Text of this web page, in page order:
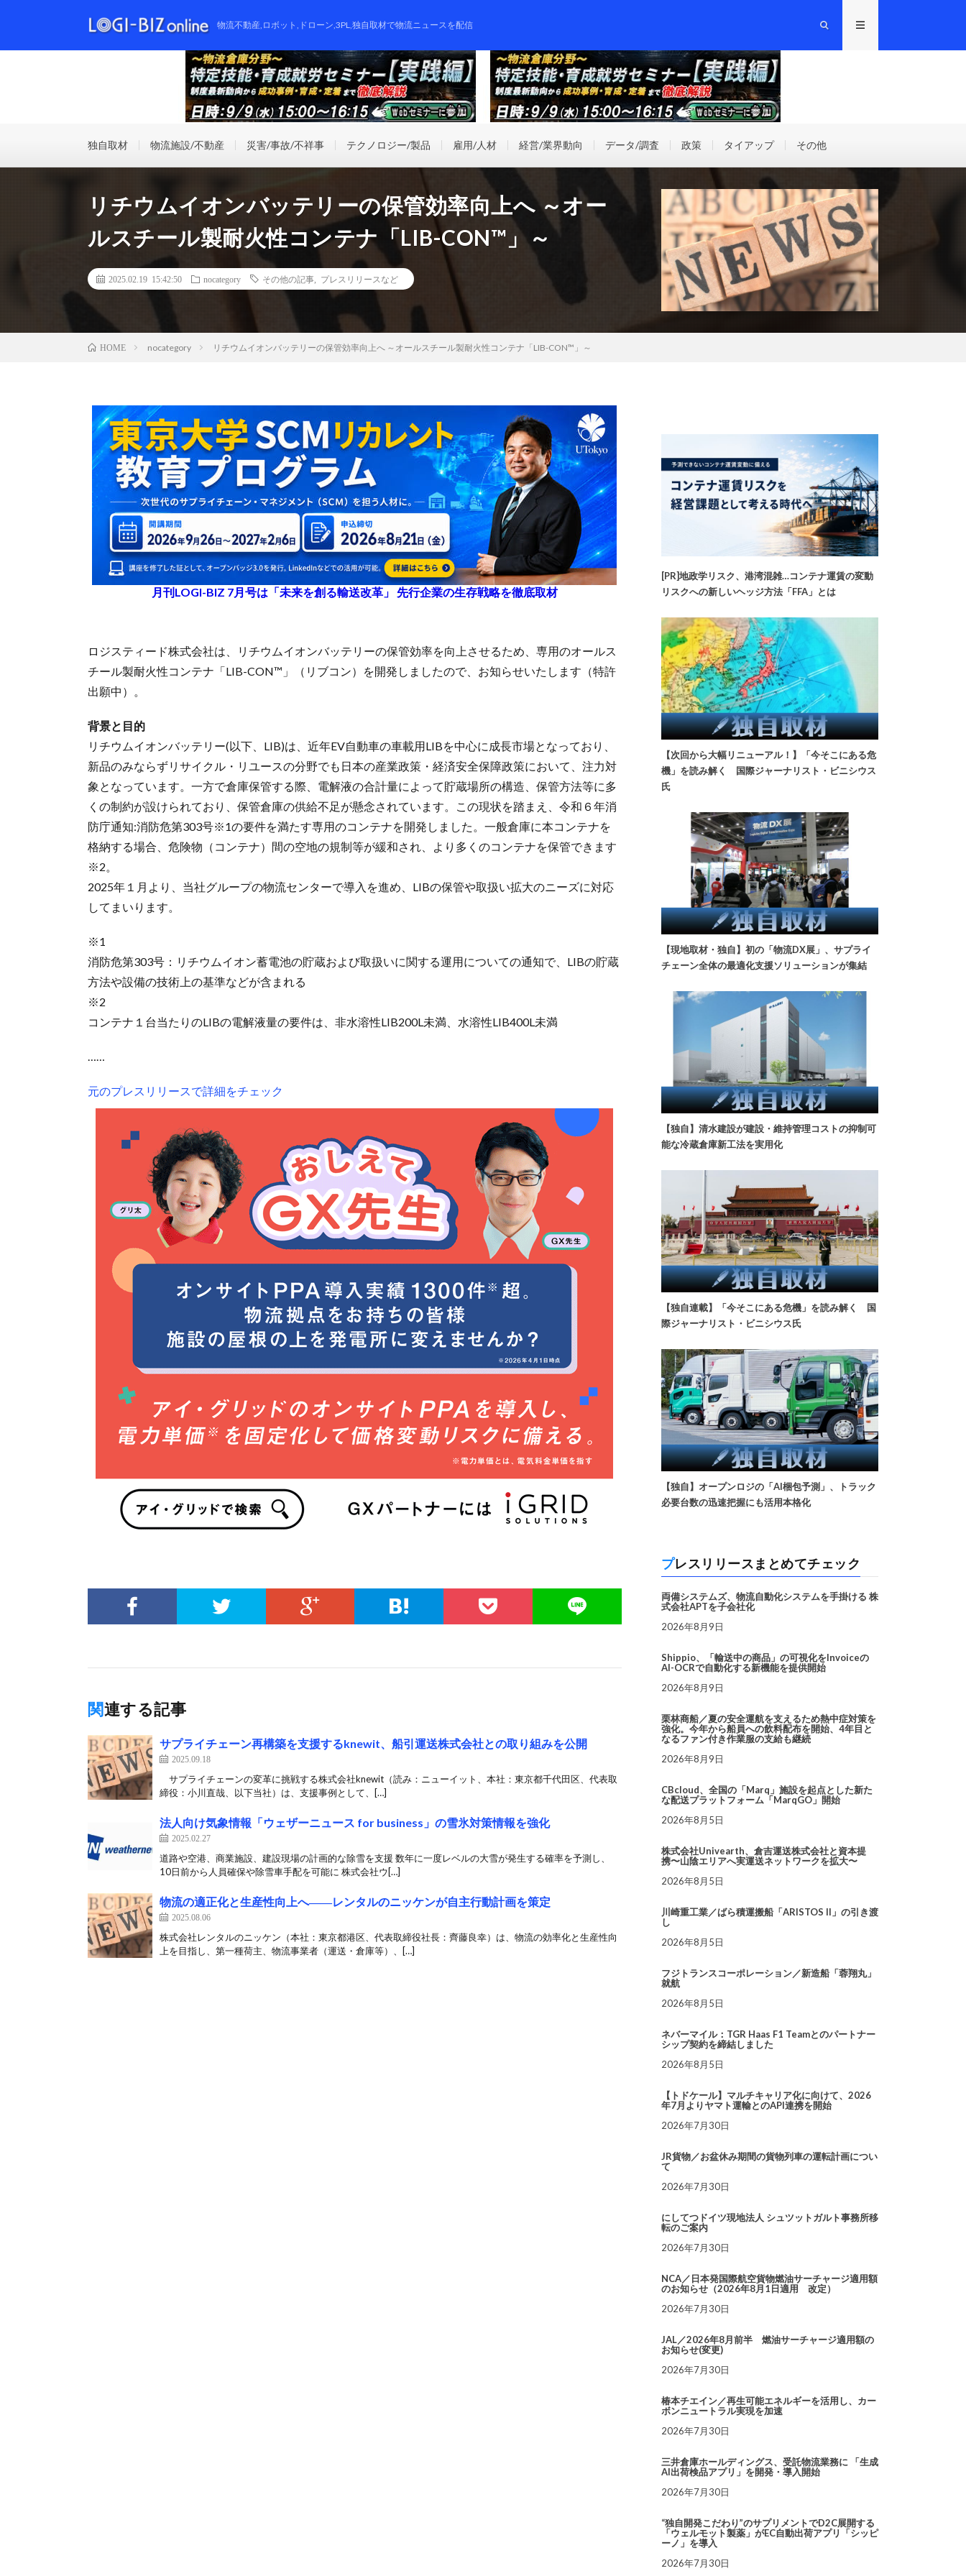
物流不動産,ロボット,ドローン,3PL,独自取材で物流ニュースを配信
独自取材 物流施設/不動産 災害/事故/不祥事 テクノロジー/製品 雇用/人材 経営/業界動向 データ/調査 政策 タイアップ その他
リチウムイオンバッテリーの保管効率向上へ ～オー
ルスチール製耐火性コンテナ「LIB-CON™」～
2025.02.19 15:42:50 nocategory その他の記事 プレスリリースなど
HOME nocategory リチウムイオンバッテリーの保管効率向上へ ～オールスチール製耐火性コンテナ「LIB-CON™」～
月刊LOGI-BIZ 7月号は「未来を創る輸送改革」 先行企業の生存戦略を徹底取材
ロジスティード株式会社は、リチウムイオンバッテリーの保管効率を向上させるため、専用のオールス
チール製耐火性コンテナ「LIB-CON™」（リブコン）を開発しましたので、お知らせいたします（特許
出願中）。
背景と目的
リチウムイオンバッテリー(以下、LIB)は、近年EV自動車の車載用LIBを中心に成長市場となっており、
新品のみならずリサイクル・リユースの分野でも日本の産業政策・経済安全保障政策において、注力対
象となっています。一方で倉庫保管する際、電解液の合計量によって貯蔵場所の構造、保管方法等に多
くの制約が設けられており、保管倉庫の供給不足が懸念されています。この現状を踏まえ、令和６年消
防庁通知:消防危第303号※1の要件を満たす専用のコンテナを開発しました。一般倉庫に本コンテナを
格納する場合、危険物（コンテナ）間の空地の規制等が緩和され、より多くのコンテナを保管できます
※2。
2025年１月より、当社グループの物流センターで導入を進め、LIBの保管や取扱い拡大のニーズに対応
してまいります。
※1
消防危第303号：リチウムイオン蓄電池の貯蔵および取扱いに関する運用についての通知で、LIBの貯蔵
方法や設備の技術上の基準などが含まれる
※2
コンテナ１台当たりのLIBの電解液量の要件は、非水溶性LIB200L未満、水溶性LIB400L未満
……
元のプレスリリースで詳細をチェック
関連する記事
サプライチェーン再構築を支援するknewit、船引運送株式会社との取り組みを公開
2025.09.18
サプライチェーンの変革に挑戦する株式会社knewit（読み：ニューイット、本社：東京都千代田区、代表取
締役：小川直哉、以下当社）は、支援事例として、[…]
法人向け気象情報「ウェザーニュース for business」の雪氷対策情報を強化
2025.02.27
道路や空港、商業施設、建設現場の計画的な除雪を支援 数年に一度レベルの大雪が発生する確率を予測し、
10日前から人員確保や除雪車手配を可能に 株式会社ウ[…]
物流の適正化と生産性向上へ――レンタルのニッケンが自主行動計画を策定
2025.08.06
株式会社レンタルのニッケン（本社：東京都港区、代表取締役社長：齊藤良幸）は、物流の効率化と生産性向
上を目指し、第一種荷主、物流事業者（運送・倉庫等）、[…]
[PR]地政学リスク、港湾混雑…コンテナ運賃の変動
リスクへの新しいヘッジ方法「FFA」とは
【次回から大幅リニューアル！】「今そこにある危
機」を読み解く 国際ジャーナリスト・ビニシウス
氏
【現地取材・独自】初の「物流DX展」、サプライ
チェーン全体の最適化支援ソリューションが集結
【独自】清水建設が建設・維持管理コストの抑制可
能な冷蔵倉庫新工法を実用化
【独自連載】「今そこにある危機」を読み解く 国
際ジャーナリスト・ビニシウス氏
【独自】オープンロジの「AI梱包予測」、トラック
必要台数の迅速把握にも活用本格化
プレスリリースまとめてチェック
両備システムズ、物流自動化システムを手掛ける 株
式会社APTを子会社化
2026年8月9日
Shippio、「輸送中の商品」の可視化をInvoiceの
AI-OCRで自動化する新機能を提供開始
2026年8月9日
栗林商船／夏の安全運航を支えるため熱中症対策を
強化。今年から船員への飲料配布を開始、4年目と
なるファン付き作業服の支給も継続
2026年8月9日
CBcloud、全国の「Marq」施設を起点とした新た
な配送プラットフォーム「MarqGO」開始
2026年8月5日
株式会社Univearth、倉吉運送株式会社と資本提
携〜山陰エリアへ実運送ネットワークを拡大〜
2026年8月5日
川崎重工業／ばら積運搬船「ARISTOS II」の引き渡
し
2026年8月5日
フジトランスコーポレーション／新造船「蓉翔丸」
就航
2026年8月5日
ネバーマイル：TGR Haas F1 Teamとのパートナー
シップ契約を締結しました
2026年8月5日
【トドケール】マルチキャリア化に向けて、2026
年7月よりヤマト運輸とのAPI連携を開始
2026年7月30日
JR貨物／お盆休み期間の貨物列車の運転計画につい
て
2026年7月30日
にしてつドイツ現地法人 シュツットガルト事務所移
転のご案内
2026年7月30日
NCA／日本発国際航空貨物燃油サーチャージ適用額
のお知らせ（2026年8月1日適用 改定）
2026年7月30日
JAL／2026年8月前半 燃油サーチャージ適用額の
お知らせ(変更)
2026年7月30日
椿本チエイン／再生可能エネルギーを活用し、カー
ボンニュートラル実現を加速
2026年7月30日
三井倉庫ホールディングス、受託物流業務に 「生成
AI出荷検品アプリ」を開発・導入開始
2026年7月30日
“独自開発こだわり”のサプリメントでD2C展開する
「ウェルモット製薬」がEC自動出荷アプリ「シッピ
ーノ」を導入
2026年7月30日